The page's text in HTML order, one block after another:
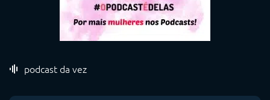
podcast da vez